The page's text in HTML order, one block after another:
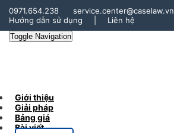
0971.654.238
service.center@caselaw.vn
Hướng dẫn sử dụng
Liên hệ
Toggle Navigation
Giới thiệu
Giải pháp
Bảng giá
Bài viết